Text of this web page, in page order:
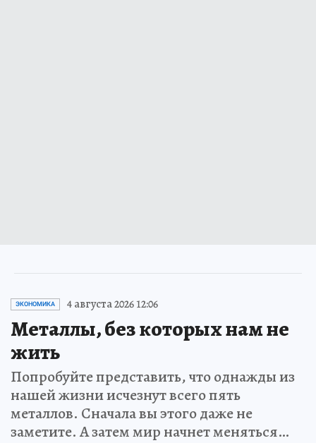
ЭКОНОМИКА 4 августа 2026 12:06
Металлы, без которых нам не
жить
Попробуйте представить, что однажды из
нашей жизни исчезнут всего пять
металлов. Сначала вы этого даже не
заметите. А затем мир начнет меняться…